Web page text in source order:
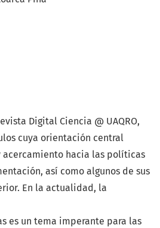
Digital Ciencia @ UAQRO,
cuya orientación central
acercamiento hacia las políticas
así como algunos de sus
En la actualidad, la
es un tema imperante para las